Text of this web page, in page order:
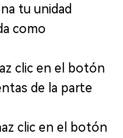
tu unidad
como
clic en el botón
de la parte
clic en el botón